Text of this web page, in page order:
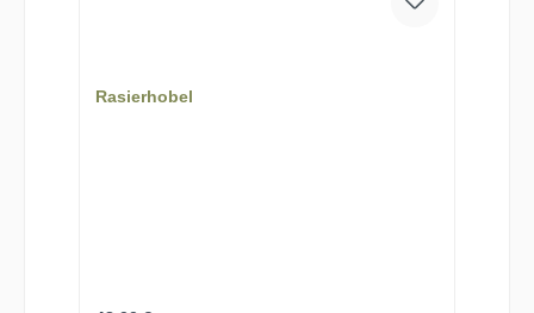
Rasierhobel